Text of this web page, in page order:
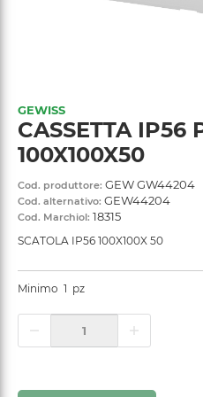
GEWISS
CASSETTA IP56
100X100X50
Cod. produttore: GEW GW44204
Cod. alternativo: GEW44204
Cod. Marchiol: 18315
SCATOLA IP56 100X100X 50
Minimo 1 pz